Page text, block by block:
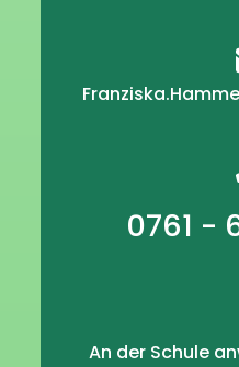
0761 -
An der Schule